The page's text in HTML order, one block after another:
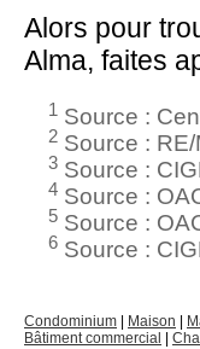
Alors pour
Alma, faites
1 Source :
2 Source :
3 Source :
4 Source :
5 Source :
6 Source :
Condominium Maison
Bâtiment commercial